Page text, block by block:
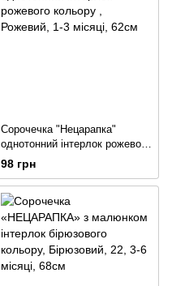
Сорочечка "Нецарапка"
однотонний інтерлок рожевого
кольору
98 грн